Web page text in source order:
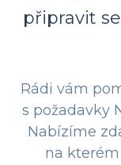
připravit
Rádi vám
s požadavky
Nabízíme
na